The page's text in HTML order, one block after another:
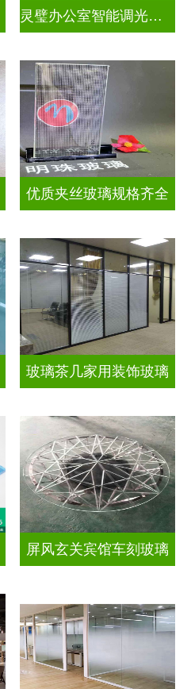
灵璧办公室智能调光玻璃厂商
优质夹丝玻璃规格齐全
玻璃茶几家用装饰玻璃
屏风玄关宾馆车刻玻璃